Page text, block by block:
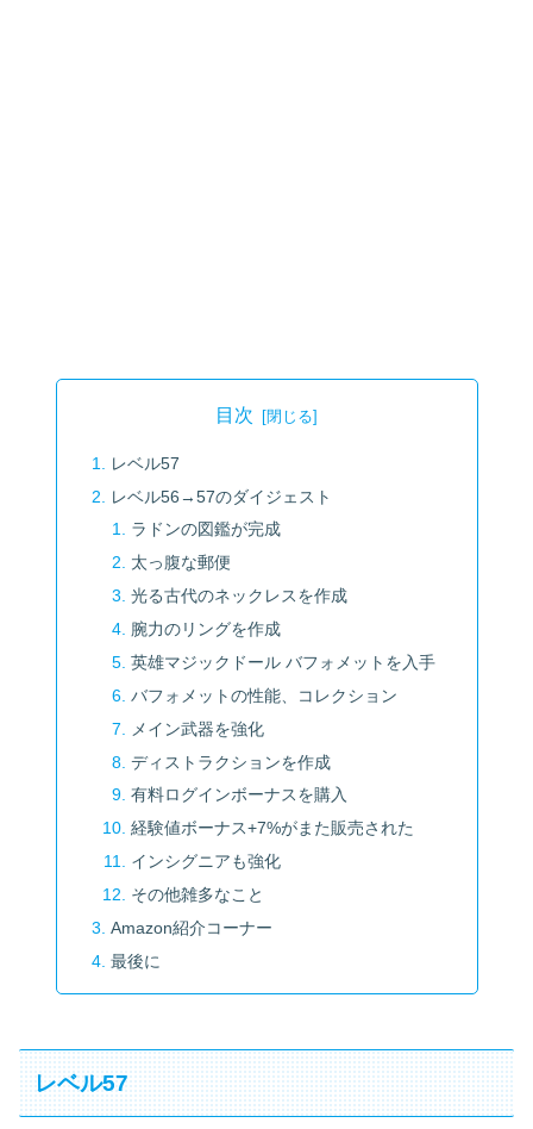
目次
レベル57
レベル56→57のダイジェスト
ラドンの図鑑が完成
太っ腹な郵便
光る古代のネックレスを作成
腕力のリングを作成
英雄マジックドール バフォメットを入手
バフォメットの性能、コレクション
メイン武器を強化
ディストラクションを作成
有料ログインボーナスを購入
経験値ボーナス+7%がまた販売された
インシグニアも強化
その他雑多なこと
Amazon紹介コーナー
最後に
レベル57